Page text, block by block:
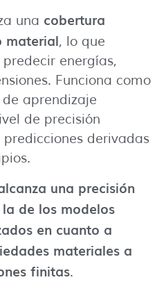
una cobertura
material, lo que
energías,
Funciona como
aprendizaje
de precisión
derivadas
una precisión
de los modelos
en cuanto a
materiales a
finitas.